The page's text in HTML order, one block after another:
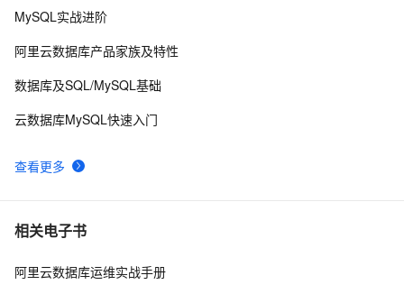
10mysql安装及常见设置
查看更多
MySQL实战进阶
阿里云数据库产品家族及特性
数据库及SQL/MySQL基础
云数据库MySQL快速入门
相关电子书
阿里云数据库运维实战手册